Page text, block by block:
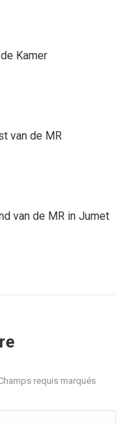
Kamer
van de MR
van de MR in Jumet
requis marqués